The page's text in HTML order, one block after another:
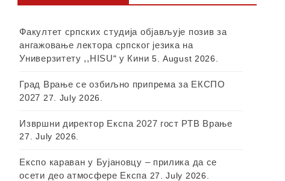
Факултет српских студија објављује позив за
ангажовање лектора српског језика на
Универзитету ,,HISU“ у Кини 5. August 2026.
Град Врање се озбиљно припрема за ЕКСПО
2027 27. July 2026.
Извршни директор Експа 2027 гост РТВ Врање
27. July 2026.
Експо караван у Бујановцу – прилика да се
осети део атмосфере Експа 27. July 2026.